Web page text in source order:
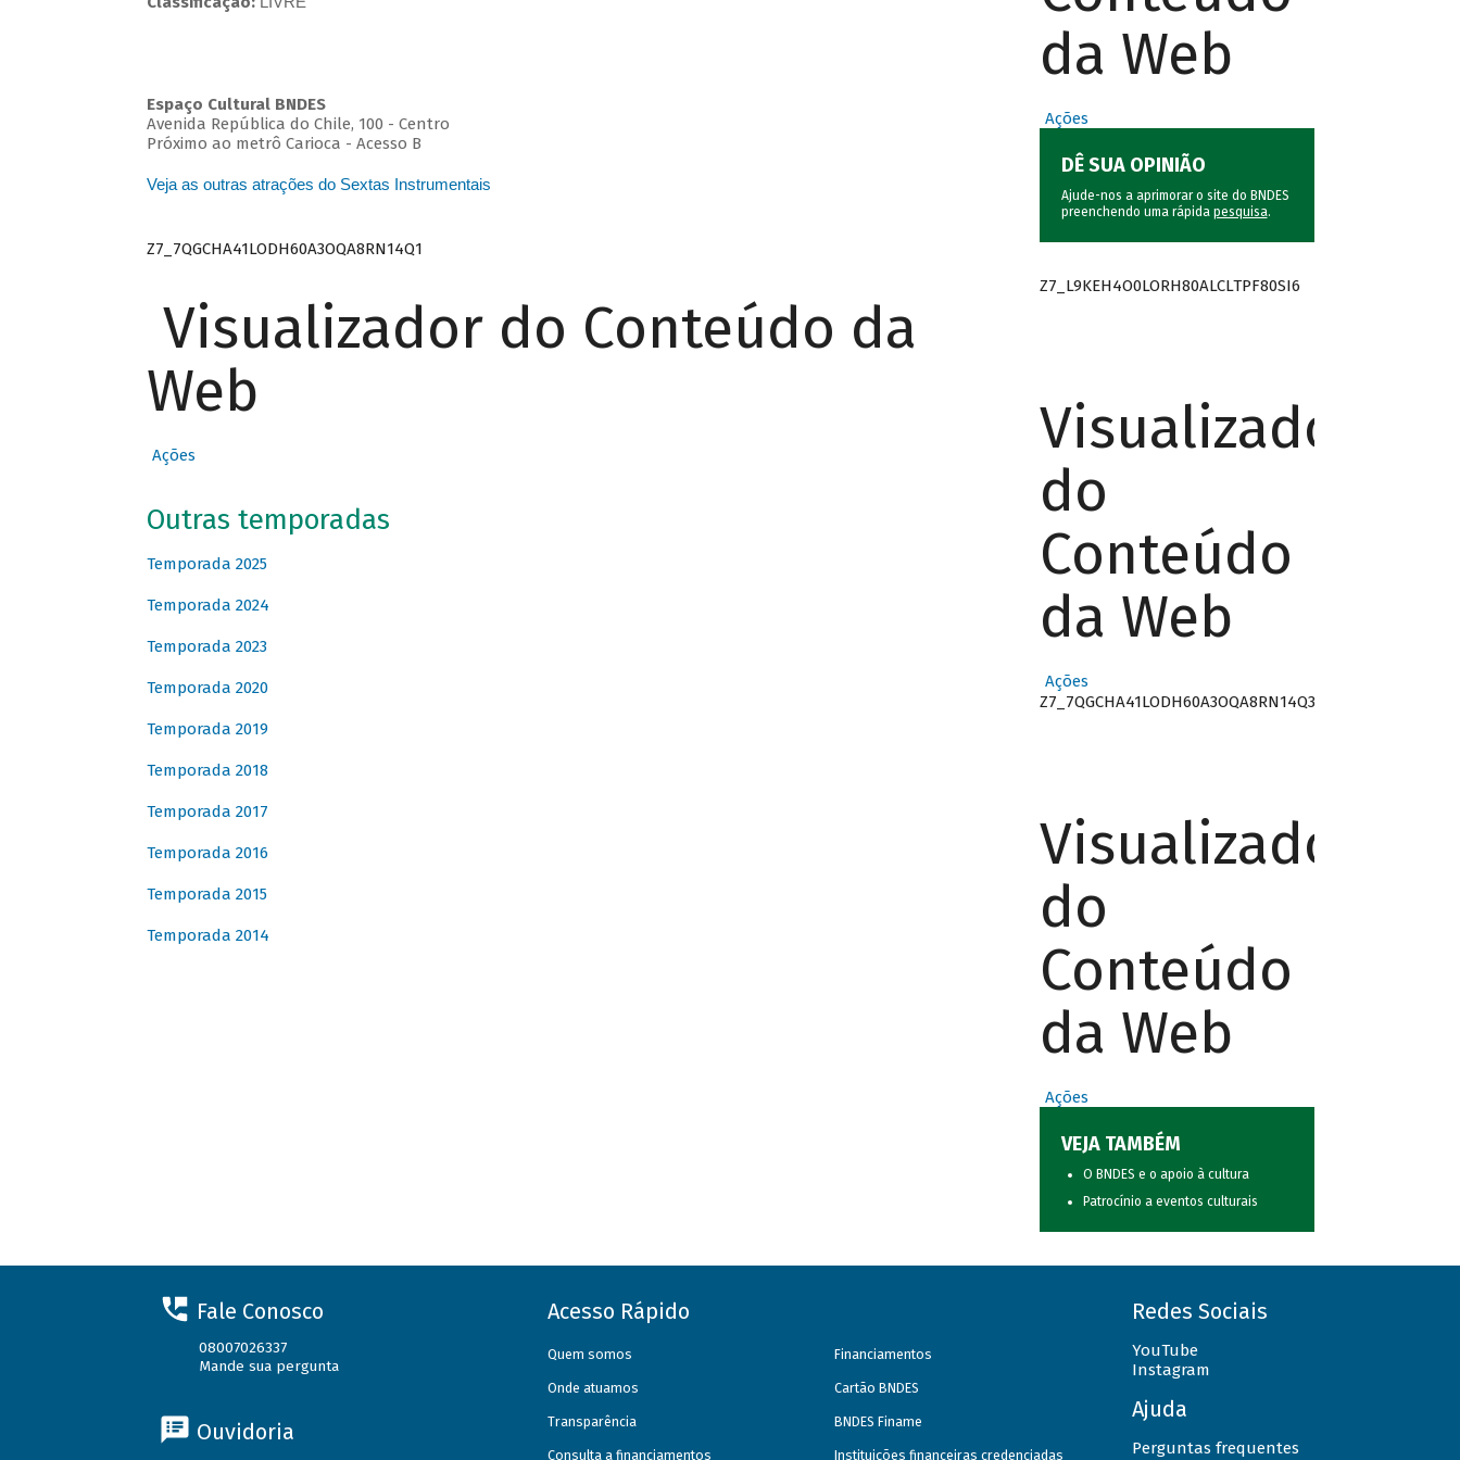
Espaço Cultural BNDES
Avenida República do Chile, 100 - Centro
Próximo ao metrô Carioca - Acesso B
Veja as outras atrações do Sextas Instrumentais
Z7_7QGCHA41LODH60A3OQA8RN14Q1
Visualizador do Conteúdo da
Web
Ações
Outras temporadas
Temporada 2025
Temporada 2024
Temporada 2023
Temporada 2020
Temporada 2019
Temporada 2018
Temporada 2017
Temporada 2016
Temporada 2015
Temporada 2014
da Web
Ações
DÊ SUA OPINIÃO
Ajude-nos a aprimorar o site do BNDES
preenchendo uma rápida pesquisa.
Z7_L9KEH4O0LORH80ALCLTPF80SI6
Visualizador
do
Conteúdo
da Web
Ações
Z7_7QGCHA41LODH60A3OQA8RN14Q3
Visualizador
do
Conteúdo
da Web
Ações
VEJA TAMBÉM
O BNDES e o apoio à cultura
Patrocínio a eventos culturais
Fale Conosco
08007026337
Mande sua pergunta
Ouvidoria
Acesso Rápido
Quem somos
Onde atuamos
Transparência
Consulta a financiamentos
Financiamentos
Cartão BNDES
BNDES Finame
Instituições financeiras credenciadas
Redes Sociais
YouTube
Instagram
Ajuda
Perguntas frequentes